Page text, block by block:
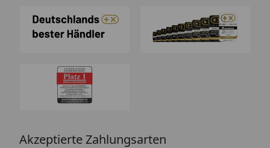
Akzeptierte Zahlungsarten